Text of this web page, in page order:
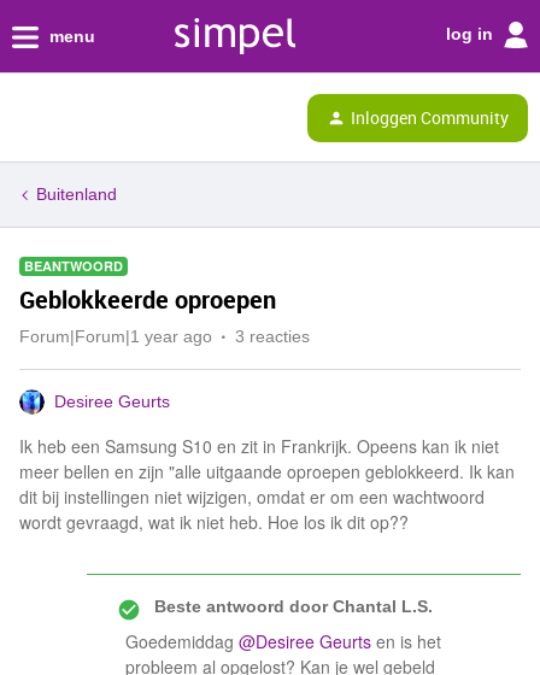
menu log in
Inloggen Community
Buitenland
BEANTWOORD
Geblokkeerde oproepen
Forum|Forum|1 year ago 3 reacties
Desiree Geurts
Ik heb een Samsung S10 en zit in Frankrijk. Opeens kan ik niet
meer bellen en zijn "alle uitgaande oproepen geblokkeerd. Ik kan
dit bij instellingen niet wijzigen, omdat er om een wachtwoord
wordt gevraagd, wat ik niet heb. Hoe los ik dit op??
Beste antwoord doorChantal L.S.
Goedemiddag ​ @Desiree Geurts en is het
probleem al opgelost? Kan je wel gebeld